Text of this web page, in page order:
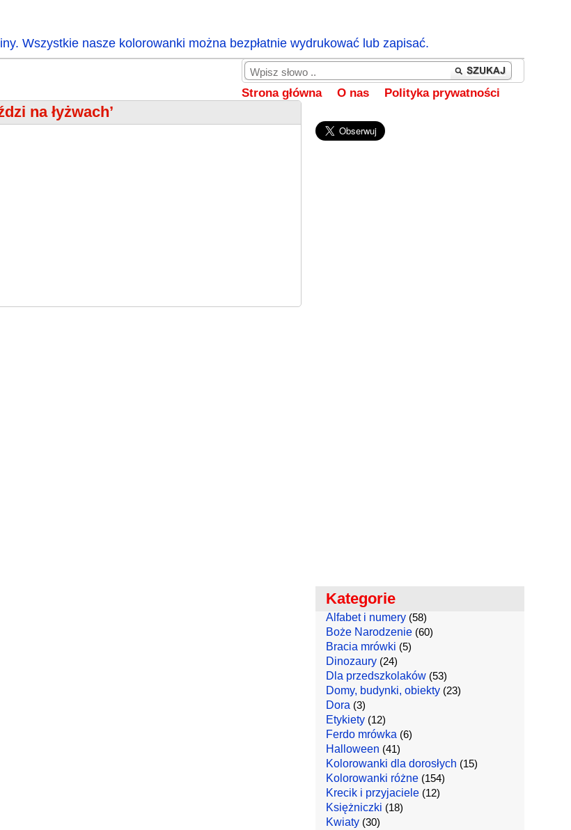
Wszystkie nasze kolorowanki można bezpłatnie wydrukować lub zapisać.
Strona główna O nas Polityka prywatności
na łyżwach’
Kategorie
Alfabet i numery(58)
Boże Narodzenie(60)
Bracia mrówki (5)
Dinozaury(24)
Dla przedszkolaków(53)
Domy, budynki, obiekty(23)
Dora (3)
Etykiety(12)
Ferdo mrówka (6)
Halloween (41)
Kolorowanki dla dorosłych (15)
Kolorowanki różne(154)
Krecik i przyjaciele(12)
Księżniczki (18)
Kwiaty(30)